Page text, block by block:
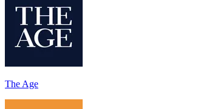
The Age